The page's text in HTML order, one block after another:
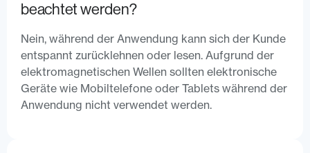
beachtet werden?
Nein, während der Anwendung kann sich der Kunde
entspannt zurücklehnen oder lesen. Aufgrund der
elektromagnetischen Wellen sollten elektronische
Geräte wie Mobiltelefone oder Tablets während der
Anwendung nicht verwendet werden.